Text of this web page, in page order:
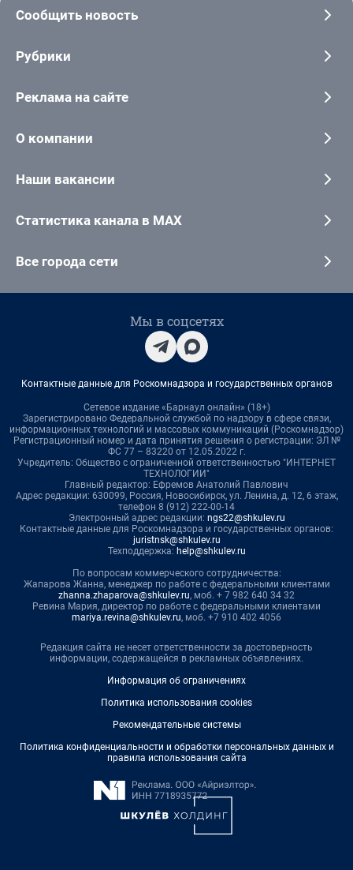
Сообщить новость
Рубрики
Реклама на сайте
О компании
Наши вакансии
Статистика канала в MAX
Все города сети
Мы в соцсетях
Контактные данные для Роскомнадзора и государственных органов
Сетевое издание «Барнаул онлайн» (18+)
Зарегистрировано Федеральной службой по надзору в сфере связи,
информационных технологий и массовых коммуникаций (Роскомнадзор)
Регистрационный номер и дата принятия решения о регистрации: ЭЛ №
ФС 77 – 83220 от 12.05.2022 г.
Учредитель: Общество с ограниченной ответственностью "ИНТЕРНЕТ
ТЕХНОЛОГИИ"
Главный редактор: Ефремов Анатолий Павлович
Адрес редакции: 630099, Россия, Новосибирск, ул. Ленина, д. 12, 6 этаж,
телефон 8 (912) 222-00-14
Электронный адрес редакции: ngs22@shkulev.ru
Контактные данные для Роскомнадзора и государственных органов:
juristnsk@shkulev.ru
Техподдержка: help@shkulev.ru
По вопросам коммерческого сотрудничества:
Жапарова Жанна, менеджер по работе с федеральными клиентами
zhanna.zhaparova@shkulev.ru, моб. + 7 982 640 34 32
Ревина Мария, директор по работе с федеральными клиентами
mariya.revina@shkulev.ru, моб. +7 910 402 4056
Редакция сайта не несет ответственности за достоверность
информации, содержащейся в рекламных объявлениях.
Информация об ограничениях
Политика использования cookies
Рекомендательные системы
Политика конфиденциальности и обработки персональных данных и
правила использования сайта